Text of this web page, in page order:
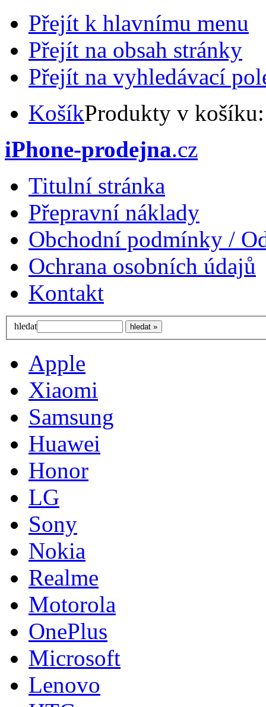
Přejít k hlavnímu menu
Přejít na obsah stránky
Přejít na vyhledávací
KošíkProdukty v
iPhone-prodejna.cz
Titulní stránka
Přepravní náklady
Obchodní podmínky /
Ochrana osobních údajů
Kontakt
hledat
Apple
Xiaomi
Samsung
Huawei
Honor
LG
Sony
Nokia
Realme
Motorola
OnePlus
Microsoft
Lenovo